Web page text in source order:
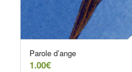
Parole d’ange
1.00€